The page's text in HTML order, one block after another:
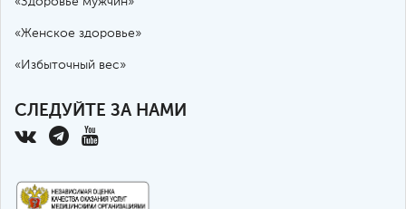
«Женское здоровье»
«Избыточный вес»
СЛЕДУЙТЕ ЗА НАМИ